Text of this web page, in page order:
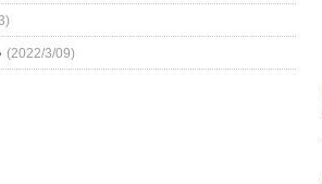
(2022/3/09)